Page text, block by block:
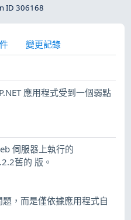
ID 306168
變更記錄
應用程式受到一個弱點
伺服器上執行的
舊的 版。
，而是僅依據應用程式自